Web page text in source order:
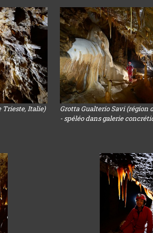
Trieste, Italie)
Grotta Gualterio Savi (région
- spéléo dans galerie